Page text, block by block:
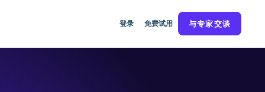
登录 免费试用 与专家交谈